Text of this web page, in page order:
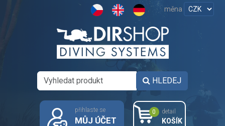
měna
HLEDEJ
přihlaste se
MŮJ ÚČET
0 detail
KOŠÍK